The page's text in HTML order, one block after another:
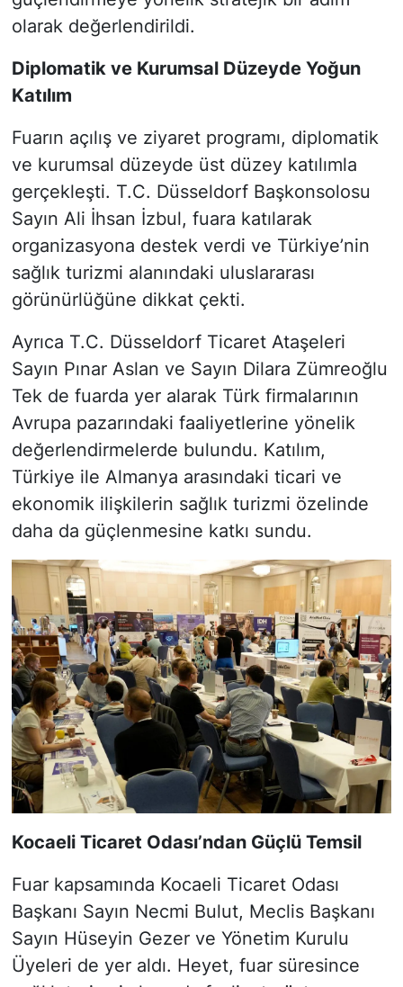
olarak değerlendirildi.
Diplomatik ve Kurumsal Düzeyde Yoğun
Katılım
Fuarın açılış ve ziyaret programı, diplomatik
ve kurumsal düzeyde üst düzey katılımla
gerçekleşti. T.C. Düsseldorf Başkonsolosu
Sayın Ali İhsan İzbul, fuara katılarak
organizasyona destek verdi ve Türkiye’nin
sağlık turizmi alanındaki uluslararası
görünürlüğüne dikkat çekti.
Ayrıca T.C. Düsseldorf Ticaret Ataşeleri
Sayın Pınar Aslan ve Sayın Dilara Zümreoğlu
Tek de fuarda yer alarak Türk firmalarının
Avrupa pazarındaki faaliyetlerine yönelik
değerlendirmelerde bulundu. Katılım,
Türkiye ile Almanya arasındaki ticari ve
ekonomik ilişkilerin sağlık turizmi özelinde
daha da güçlenmesine katkı sundu.
Kocaeli Ticaret Odası’ndan Güçlü Temsil
Fuar kapsamında Kocaeli Ticaret Odası
Başkanı Sayın Necmi Bulut, Meclis Başkanı
Sayın Hüseyin Gezer ve Yönetim Kurulu
Üyeleri de yer aldı. Heyet, fuar süresince